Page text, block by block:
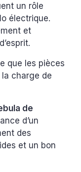
un rôle
électrique.
et
que les pièces
la charge de
de
d’un
des
et un bon